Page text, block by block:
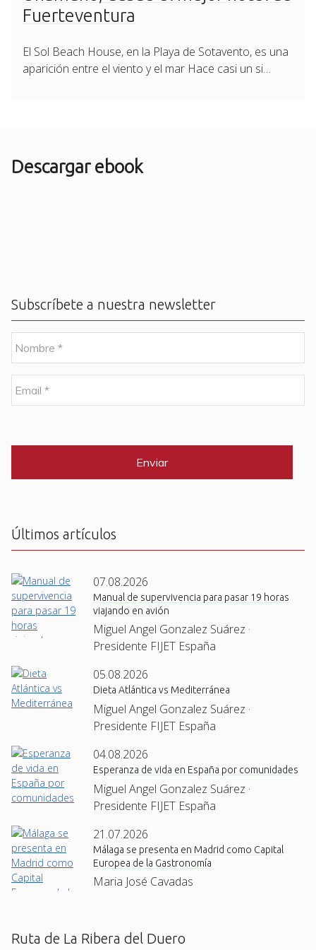
Fuerteventura
El Sol Beach House, en la Playa de Sotavento, es una
aparición entre el viento y el mar Hace casi un si…
Descargar ebook
Subscríbete a nuestra newsletter
o
m
e
m
a
C
Últimos artículos
07.08.2026
Manual de supervivencia para pasar 19 horas
viajando en avión
Miguel Angel Gonzalez Suárez ·
Presidente FIJET España
05.08.2026
Dieta Atlántica vs Mediterránea
Miguel Angel Gonzalez Suárez ·
Presidente FIJET España
04.08.2026
Esperanza de vida en España por comunidades
Miguel Angel Gonzalez Suárez ·
Presidente FIJET España
21.07.2026
Málaga se presenta en Madrid como Capital
Europea de la Gastronomía
Maria José Cavadas
Ruta de La Ribera del Duero